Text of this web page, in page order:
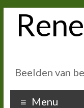
inhoud
Beelden van
Menu